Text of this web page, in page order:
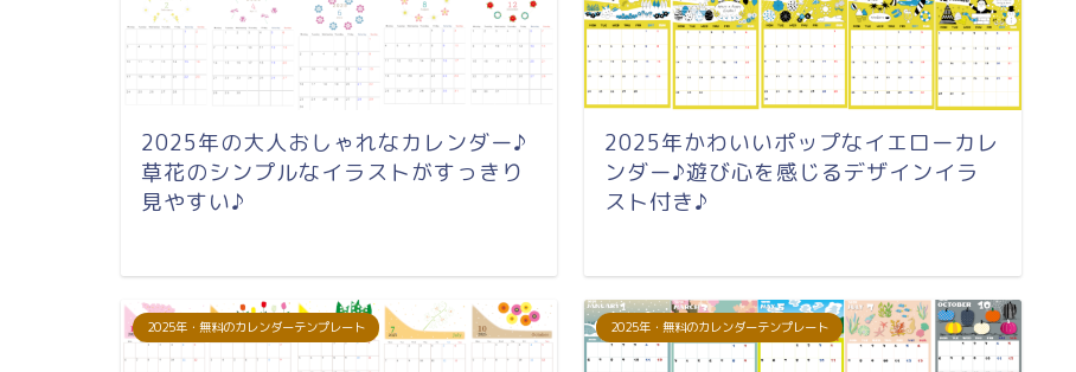
2025年の大人おしゃれなカレンダー♪
草花のシンプルなイラストがすっきり
見やすい♪
2025年かわいいポップなイエローカレ
ンダー♪遊び心を感じるデザインイラ
スト付き♪
2025年・無料のカレンダーテンプレート 2025年・無料のカレンダーテンプレート